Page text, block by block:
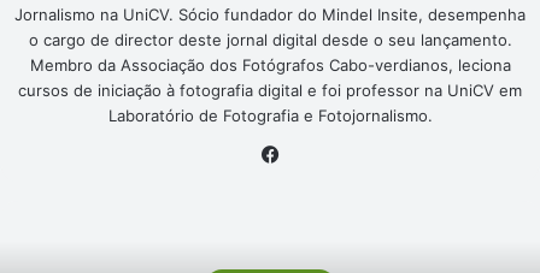
Jornalismo na UniCV. Sócio fundador do Mindel Insite, desempenha
o cargo de director deste jornal digital desde o seu lançamento.
Membro da Associação dos Fotógrafos Cabo-verdianos, leciona
cursos de iniciação à fotografia digital e foi professor na UniCV em
Laboratório de Fotografia e Fotojornalismo.